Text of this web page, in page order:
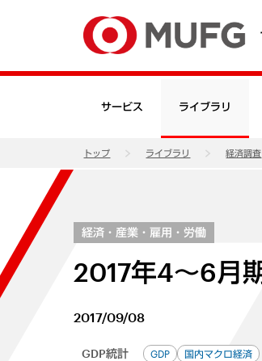
サービス ライブラリ
トップ ライブラリ 経済調査
経済・産業・雇用・労働
2017年4～6月
2017/09/08
GDP統計 GDP 国内マクロ経済